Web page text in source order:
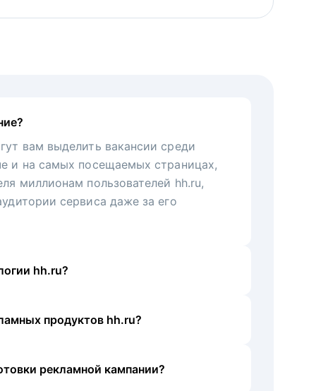
вам выделить вакансии среди
и на самых посещаемых страницах,
миллионам пользователей hh.ru,
сервиса даже за его
hh.ru?
продуктов hh.ru?
рекламной кампании?